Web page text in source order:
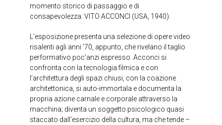
momento storico di passaggio e di
consapevolezza: VITO ACCONCI (USA, 1940).
L’esposizione presenta una selezione di opere video
risalenti agli anni ’70, appunto, che rivelano il taglio
performativo poc’anzi espresso. Acconci si
confronta con la tecnologia filmica e con
l’architettura degli spazi chiusi, con la coazione
architettonica, si auto-immortala e documenta la
propria azione carnale e corporale attraverso la
macchina; diventa un soggetto psicologico quasi
staccato dall’esercizio della cultura, ma che tende –